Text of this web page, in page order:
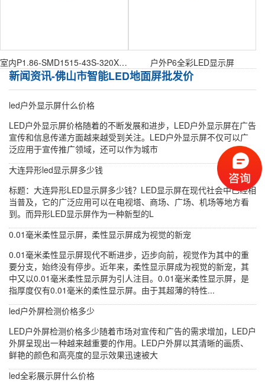
室内P1.86-SMD1515-43S-320X160mm室内表贴模组 户外P6全彩LED显示屏
新闻资讯-佛山市智能LED地面屏批发价
led户外显示屏什么价格
LED户外显示屏价格随着的不断发展和进步，LED户外显示屏在广告
宣传和信息传递方面越来越受到关注。LED户外显示屏不仅可以广
泛应用于宣传推广领域，还可以作为城市
大连异形led显示屏多少钱
标题：大连异形LED显示屏多少钱？LED显示屏在现代社会中已经相
当普及，它的广泛应用可以在电视塔、商场、广场、机场等地方看
到。而异形LED显示屏作为一种新型的L
0.01毫米柔性显示屏，柔性显示屏成为视觉的新宠
0.01毫米柔性显示屏现代不断进步，迈步向前，视觉作为其中的重
要分支，始终没有停步。近年来，柔性显示屏成为视觉的新宠，其
中又以0.01毫米柔性显示屏为引人注目。0.01毫米柔性显示屏，是
指厚度仅有0.01毫米的柔性显示屏。由于其超薄的特性...
led户外屏检测价格多少
LED户外屏检测价格多少随着市场对宣传和广告的需求增加，LED户
外屏呈现出一种越来越重要的作用。LED户外屏以其清晰的画质、
鲜艳的颜色和高亮度的显示效果迅速被大
led全彩展示屏什么价格